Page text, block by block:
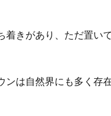
着きがあり、ただ置い
ンは自然界にも多く存